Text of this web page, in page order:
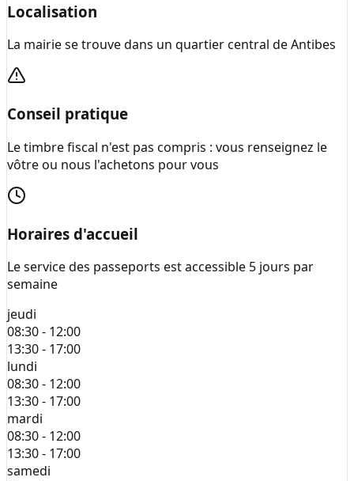
Localisation
La mairie se trouve dans un quartier central de Antibes
Conseil pratique
Le timbre fiscal n'est pas compris : vous renseignez le
vôtre ou nous l'achetons pour vous
Horaires d'accueil
Le service des passeports est accessible 5 jours par
semaine
jeudi
08:30 - 12:00
13:30 - 17:00
lundi
08:30 - 12:00
13:30 - 17:00
mardi
08:30 - 12:00
13:30 - 17:00
samedi